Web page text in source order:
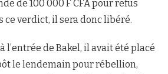
de 100 000 F CFA pour refus
ce verdict, il sera donc libéré.
l’entrée de Bakel, il avait été placé
le lendemain pour rébellion,